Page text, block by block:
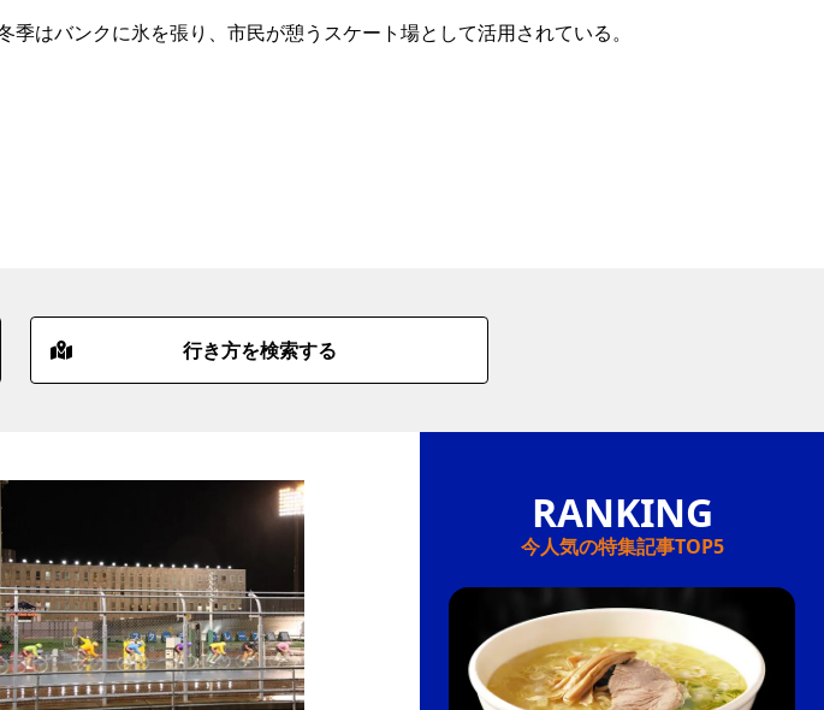
はバンクに氷を張り、市民が憩うスケート場として活用されている。
行き方を検索する
今人気の特集記事TOP5